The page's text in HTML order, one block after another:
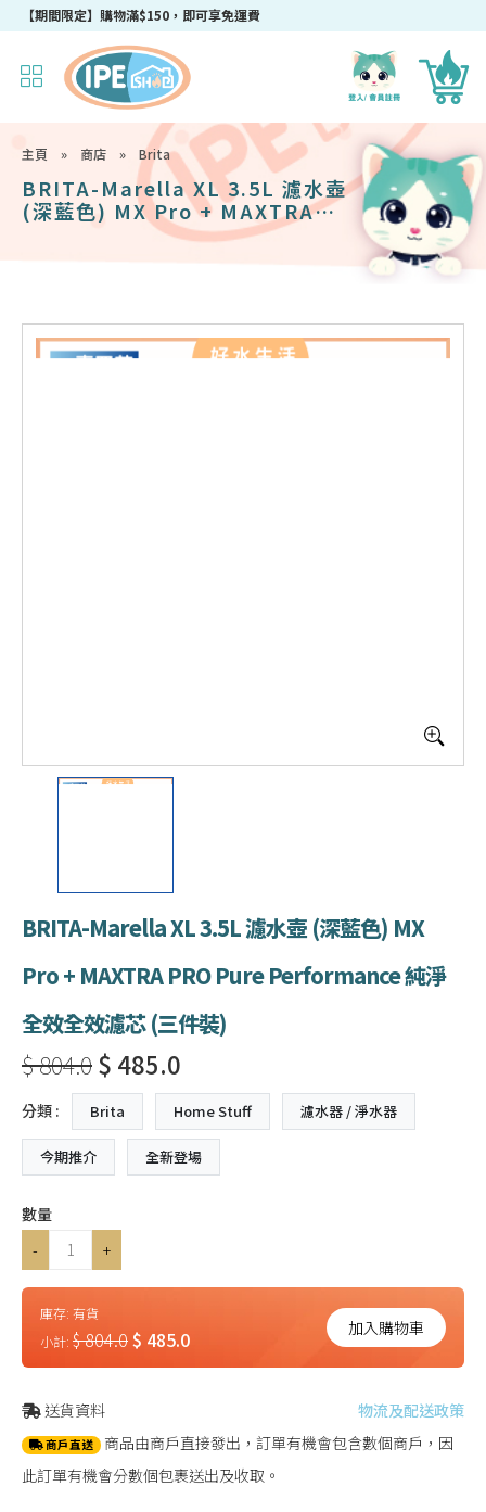
【期間限定】購物滿$150，即可享免運費
主頁 » 商店 » Brita
BRITA-Marella XL 3.5L 濾水壺
(深藍色) MX Pro + MAXTRA
PRO Pure Performance 純淨全
BRITA-Marella XL 3.5L 濾水壺 (深藍色) MX
Pro + MAXTRA PRO Pure Performance 純淨
全效全效濾芯 (三件裝)
$ 804.0$ 485.0
分類 : Brita Home Stuff 濾水器 / 淨水器
今期推介 全新登場
數量
-
+
庫存: 有貨
小計: $ 804.0$ 485.0 加入購物車
送貨資料 物流及配送政策
商戶直送 商品由商戶直接發出，訂單有機會包含數個商戶，因
此訂單有機會分數個包裹送出及收取。